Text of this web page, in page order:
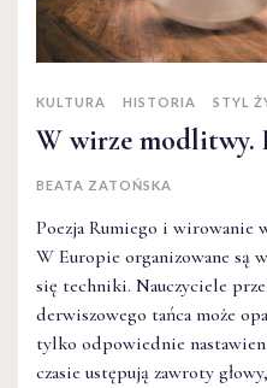
KULTURA HISTORIA STYL
W wirze modlitwy.
BEATA ZATOŃSKA
Poezja Rumiego i wirowanie
W Europie organizowane są
się techniki. Nauczyciele
derwiszowego tańca może
tylko odpowiednie
czasie ustępują zawroty